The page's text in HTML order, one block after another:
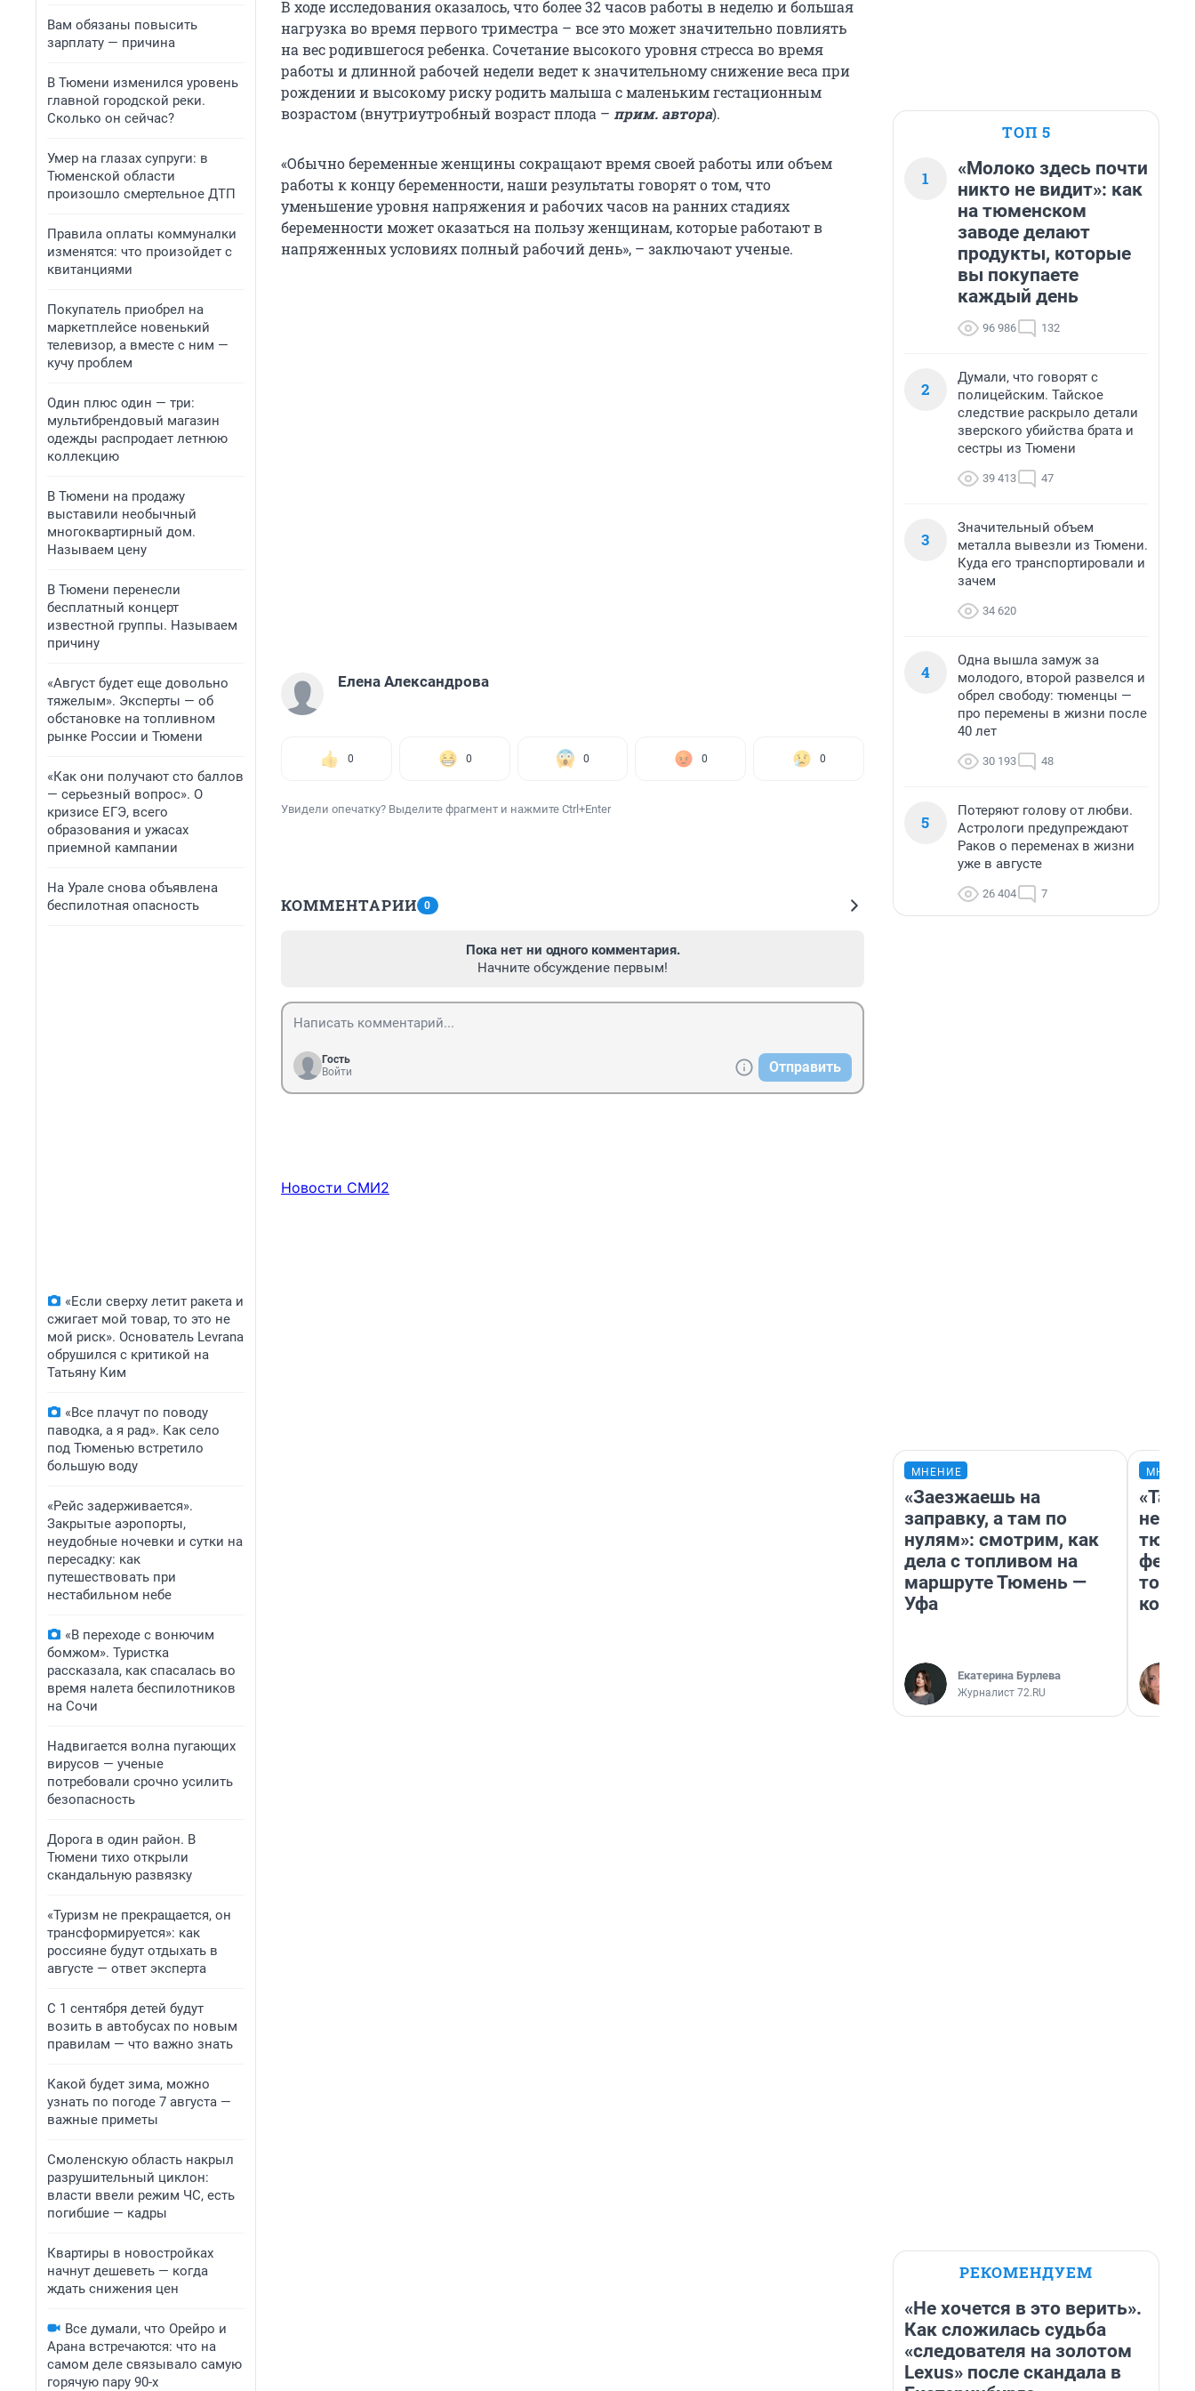
Вам обязаны повысить
зарплату — причина
В Тюмени изменился уровень
главной городской реки.
Сколько он сейчас?
Умер на глазах супруги: в
Тюменской области
произошло смертельное ДТП
Правила оплаты коммуналки
изменятся: что произойдет с
квитанциями
Покупатель приобрел на
маркетплейсе новенький
телевизор, а вместе с ним —
кучу проблем
Один плюс один — три:
мультибрендовый магазин
одежды распродает летнюю
коллекцию
В Тюмени на продажу
выставили необычный
многоквартирный дом.
Называем цену
В Тюмени перенесли
бесплатный концерт
известной группы. Называем
причину
«Август будет еще довольно
тяжелым». Эксперты — об
обстановке на топливном
рынке России и Тюмени
«Как они получают сто баллов
— серьезный вопрос». О
кризисе ЕГЭ, всего
образования и ужасах
приемной кампании
На Урале снова объявлена
беспилотная опасность
«Если сверху летит ракета и
сжигает мой товар, то это не
мой риск». Основатель Levrana
обрушился с критикой на
Татьяну Ким
«Все плачут по поводу
паводка, а я рад». Как село
под Тюменью встретило
большую воду
«Рейс задерживается».
Закрытые аэропорты,
неудобные ночевки и сутки на
пересадку: как
путешествовать при
нестабильном небе
«В переходе с вонючим
бомжом». Туристка
рассказала, как спасалась во
время налета беспилотников
на Сочи
Надвигается волна пугающих
вирусов — ученые
потребовали срочно усилить
безопасность
Дорога в один район. В
Тюмени тихо открыли
скандальную развязку
«Туризм не прекращается, он
трансформируется»: как
россияне будут отдыхать в
августе — ответ эксперта
С 1 сентября детей будут
возить в автобусах по новым
правилам — что важно знать
Какой будет зима, можно
узнать по погоде 7 августа —
важные приметы
Смоленскую область накрыл
разрушительный циклон:
власти ввели режим ЧС, есть
погибшие — кадры
Квартиры в новостройках
начнут дешеветь — когда
ждать снижения цен
Все думали, что Орейро и
Арана встречаются: что на
самом деле связывало самую
горячую пару 90-х
В ходе исследования оказалось, что более 32 часов работы в неделю и большая
нагрузка во время первого триместра – все это может значительно повлиять
на вес родившегося ребенка. Сочетание высокого уровня стресса во время
работы и длинной рабочей недели ведет к значительному снижение веса при
рождении и высокому риску родить малыша с маленьким гестационным
возрастом (внутриутробный возраст плода – прим. автора).
«Обычно беременные женщины сокращают время своей работы или объем
работы к концу беременности, наши результаты говорят о том, что
уменьшение уровня напряжения и рабочих часов на ранних стадиях
беременности может оказаться на пользу женщинам, которые работают в
напряженных условиях полный рабочий день», – заключают ученые.
Елена Александрова
0 0 0 0 0
Увидели опечатку? Выделите фрагмент и нажмите Ctrl+Enter
КОММЕНТАРИИ 0
Пока нет ни одного комментария.
Начните обсуждение первым!
Гость
Войти
Отправить
Новости СМИ2
ТОП 5
1
«Молоко здесь почти
никто не видит»: как
на тюменском
заводе делают
продукты, которые
вы покупаете
каждый день
96 986 132
2
Думали, что говорят с
полицейским. Тайское
следствие раскрыло детали
зверского убийства брата и
сестры из Тюмени
39 413 47
3
Значительный объем
металла вывезли из Тюмени.
Куда его транспортировали и
зачем
34 620
4
Одна вышла замуж за
молодого, второй развелся и
обрел свободу: тюменцы —
про перемены в жизни после
40 лет
30 193 48
5
Потеряют голову от любви.
Астрологи предупреждают
Раков о переменах в жизни
уже в августе
26 404 7
МНЕНИЕ
«Заезжаешь на
заправку, а там по
нулям»: смотрим, как
дела с топливом на
маршруте Тюмень —
Уфа
Екатерина Бурлева
Журналист 72.RU
не
РЕКОМЕНДУЕМ
«Не хочется в это верить».
Как сложилась судьба
«следователя на золотом
Lexus» после скандала в